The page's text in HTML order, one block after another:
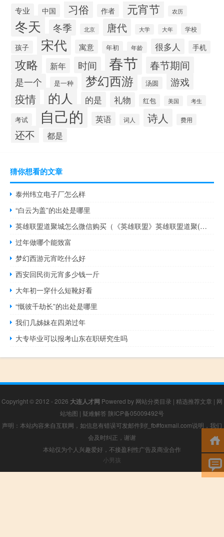
专业 中国 习俗 作者 元宵节 农历
冬天 冬季 北京 唐代 大学 大年 学校
孩子 宋代 寓意 年初 年龄 很多人 手机
攻略 新年 时间 春节 春节期间
是一个 是一种 梦幻西游 汤圆 游戏
疫情 的人 的是 礼物 红包 美国 考生
考试 自己的 英语 词人 诗人 费用
还不 都是
猜你想看的文章
泰州纬立电子厂怎么样
“白云为盖”的出处是哪里
英雄联盟道聚城怎么微信购买（《英雄联盟》英雄联盟道聚(具)城攻略）
过年做哪个能致富
梦幻西游元宵吃什么好
西安回民街元宵多少钱一斤
大年初一穿什么短靴好看
“慨彼千劫长”的出处是哪里
我们几姊妹在四弟过年
大专毕业可以报考山东在职研究生吗
Copyright © 2012 - 2026 大连人才网 Powered by 网站分类目录 | 精选推荐文章 | 网
站地图 | 疑难解答 陕ICP备05009492号
声明：本站内容来自互联网，如信息有错误可发邮件到f_fb#foxmail.com说明，我们
会及时纠正，谢谢
本站仅为个人兴趣爱好，不接盈利性广告及商业合作
小男孩